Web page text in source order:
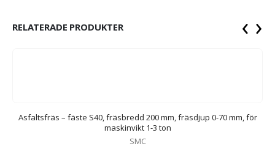
RELATERADE PRODUKTER
Asfaltsfräs – fäste S40, fräsbredd 200 mm, fräsdjup 0-70 mm, för
maskinvikt 1-3 ton
SMC
‹ ›